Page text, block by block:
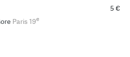
5 €
Paris 19e